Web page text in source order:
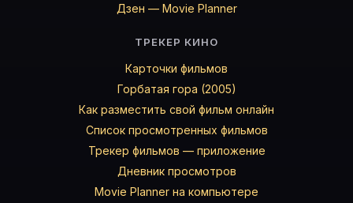
Дзен — Movie Planner
ТРЕКЕР КИНО
Карточки фильмов
Горбатая гора (2005)
Как разместить свой фильм онлайн
Список просмотренных фильмов
Трекер фильмов — приложение
Дневник просмотров
Movie Planner на компьютере